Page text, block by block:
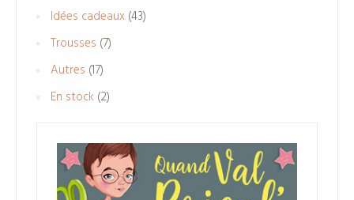
Idées cadeaux 4343
Trousses 77
Autres 1717
produits
En stock 22